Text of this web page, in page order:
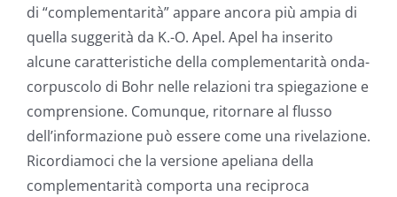
di “complementarità” appare ancora più ampia di
quella suggerità da K.-O. Apel. Apel ha inserito
alcune caratteristiche della complementarità onda-
corpuscolo di Bohr nelle relazioni tra spiegazione e
comprensione. Comunque, ritornare al flusso
dell’informazione può essere come una rivelazione.
Ricordiamoci che la versione apeliana della
complementarità comporta una reciproca